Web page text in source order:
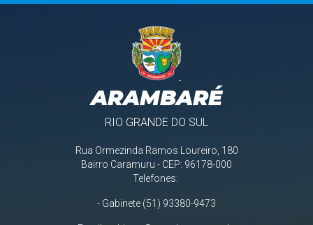
ARAMBARÉ
RIO GRANDE DO SUL
Rua Ormezinda Ramos Loureiro, 180
Bairro Caramuru - CEP: 96178-000
Telefones:
- Gabinete (51) 93380-9473